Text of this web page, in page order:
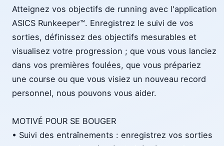
Atteignez vos objectifs de running avec l'application
ASICS Runkeeper™. Enregistrez le suivi de vos
sorties, définissez des objectifs mesurables et
visualisez votre progression ; que vous vous lanciez
dans vos premières foulées, que vous prépariez
une course ou que vous visiez un nouveau record
personnel, nous pouvons vous aider.
MOTIVÉ POUR SE BOUGER
• Suivi des entraînements : enregistrez vos sorties